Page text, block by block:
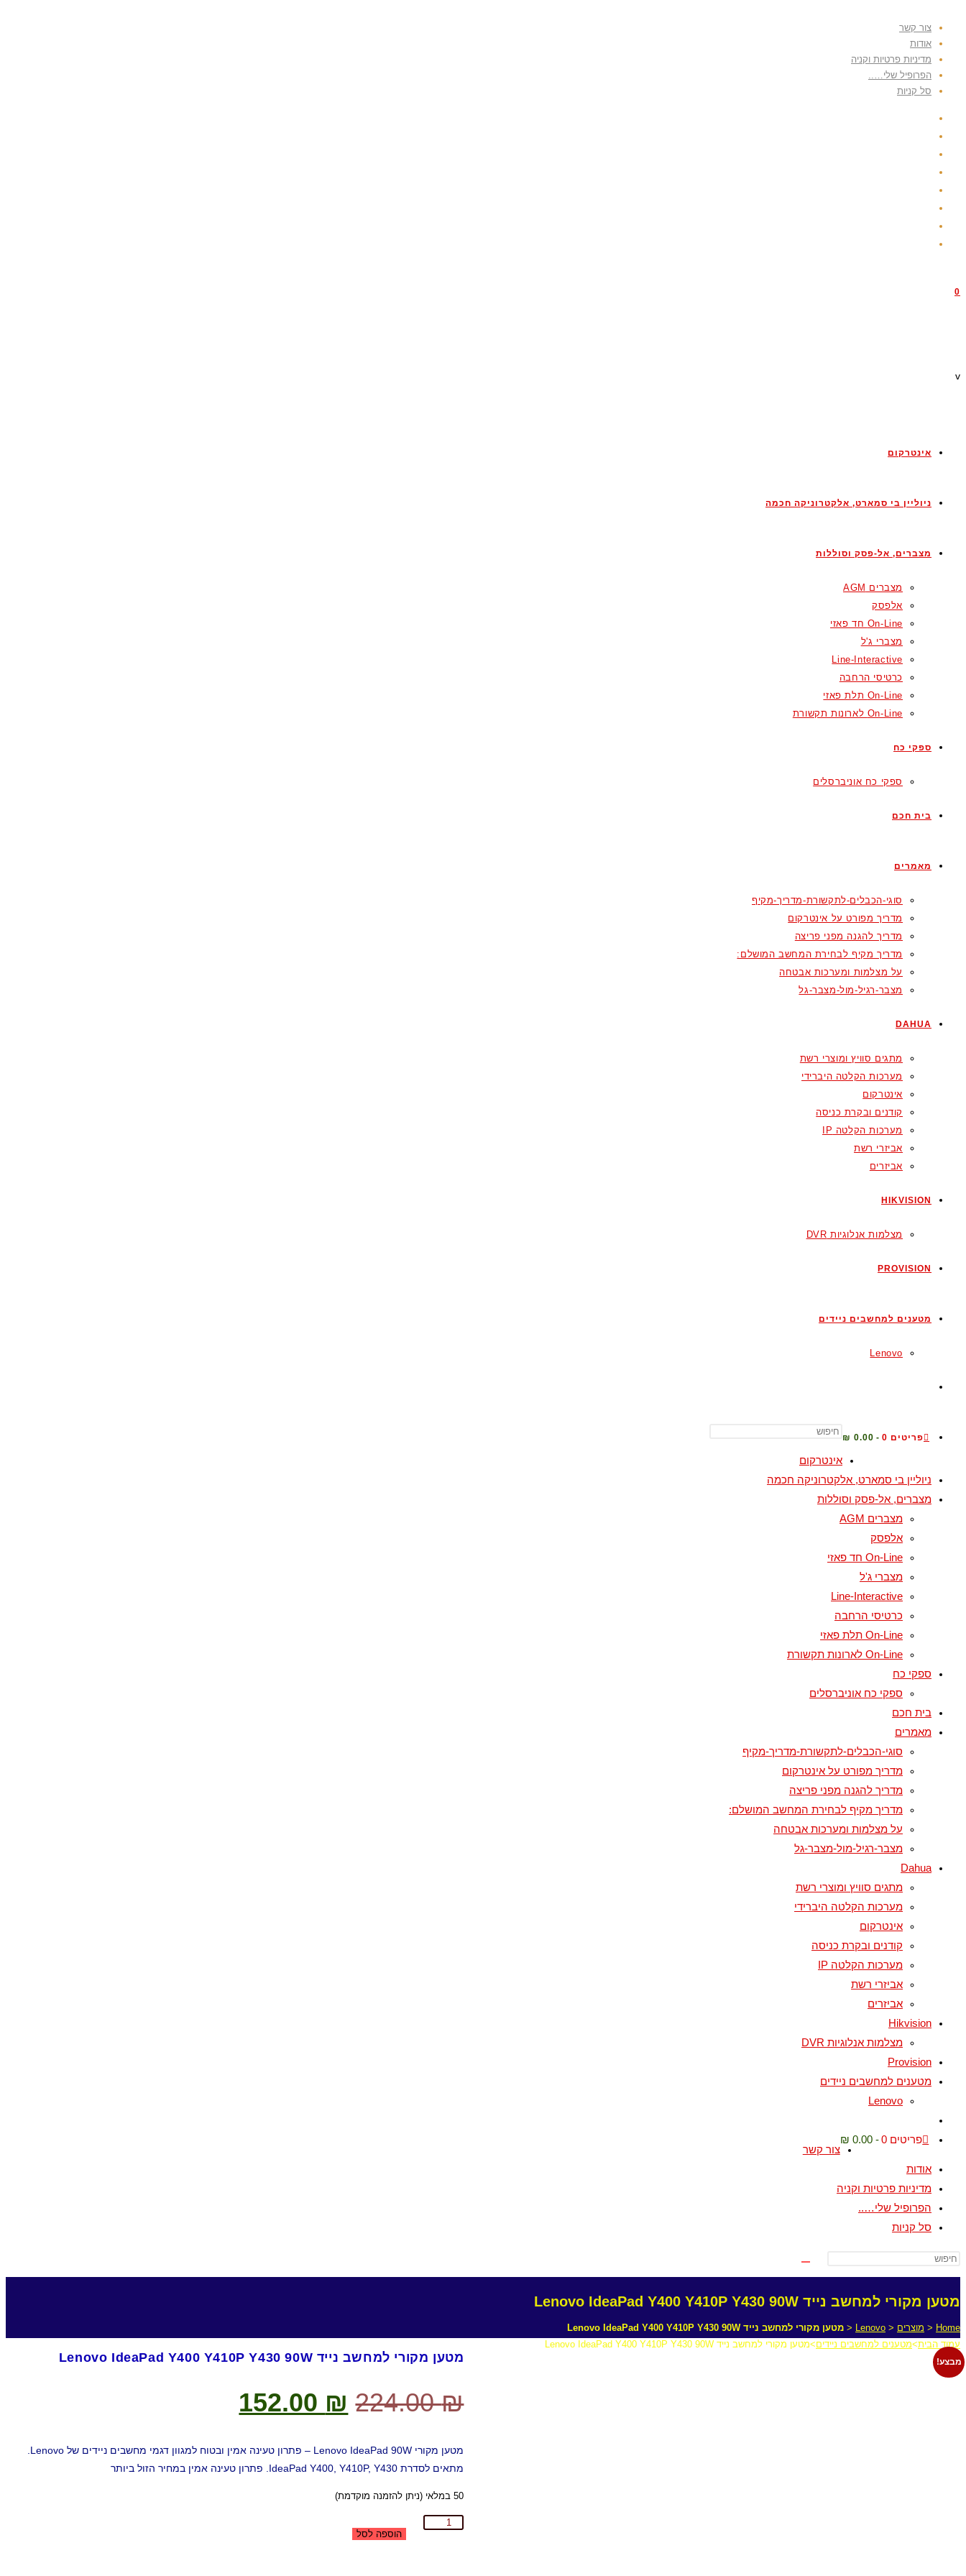
צור קשר
אודות
מדיניות פרטיות וקניה
הפרופיל שלי…..
סל קניות
0
v
אינטרקום
ניוליין בי סמארט, אלקטרוניקה חכמה
מצברים, אל-פסק וסוללות
מצברים AGM
אלפסק
On-Line חד פאזי
מצברי ג'ל
Line-Interactive
כרטיסי הרחבה
On-Line תלת פאזי
On-Line לארונות תקשורת
ספקי כח
ספקי כח אוניברסלים
בית חכם
מאמרים
סוגי-הכבלים-לתקשורת-מדריך-מקיף
מדריך מפורט על אינטרקום
מדריך להגנה מפני פריצה
מדריך מקיף לבחירת המחשב המושלם:
על מצלמות ומערכות אבטחה
מצבר-רגיל-מול-מצבר-גל
DAHUA
מתגים סוויץ ומוצרי רשת
מערכות הקלטה היברידי
אינטרקום
קודנים ובקרת כניסה
מערכות הקלטה IP
אביזרי רשת
אביזרים
HIKVISION
מצלמות אנלוגיות DVR
PROVISION
מטענים למחשבים ניידים
Lenovo
פריטים 0 0.00 ₪
אינטרקום
ניוליין בי סמארט, אלקטרוניקה חכמה
מצברים, אל-פסק וסוללות
מצברים AGM
אלפסק
On-Line חד פאזי
מצברי ג'ל
Line-Interactive
כרטיסי הרחבה
On-Line תלת פאזי
On-Line לארונות תקשורת
ספקי כח
ספקי כח אוניברסלים
בית חכם
מאמרים
סוגי-הכבלים-לתקשורת-מדריך-מקיף
מדריך מפורט על אינטרקום
מדריך להגנה מפני פריצה
מדריך מקיף לבחירת המחשב המושלם:
על מצלמות ומערכות אבטחה
מצבר-רגיל-מול-מצבר-גל
Dahua
מתגים סוויץ ומוצרי רשת
מערכות הקלטה היברידי
אינטרקום
קודנים ובקרת כניסה
מערכות הקלטה IP
אביזרי רשת
אביזרים
Hikvision
מצלמות אנלוגיות DVR
Provision
מטענים למחשבים ניידים
Lenovo
פריטים 0
0.00 ₪
צור קשר
אודות
מדיניות פרטיות וקניה
הפרופיל שלי…..
סל קניות
מטען מקורי למחשב נייד Lenovo IdeaPad Y400 Y410P Y430 90W
Home
< מוצרים <
Lenovo
< מטען מקורי למחשב נייד Lenovo IdeaPad Y400 Y410P Y430 90W
עמוד הבית>מטענים למחשבים ניידים>מטען מקורי למחשב נייד Lenovo IdeaPad Y400 Y410P Y430 90W
מבצע! מטען מקורי למחשב נייד Lenovo IdeaPad Y400 Y410P Y430 90W
224.00₪
152.00 ₪
מתאים לסדרת IdeaPad Y400, Y410P, Y430. פתרון טעינה אמין במחיר הזול ביותר
50 במלאי (ניתן להזמנה מוקדמת)
הוספה לסל